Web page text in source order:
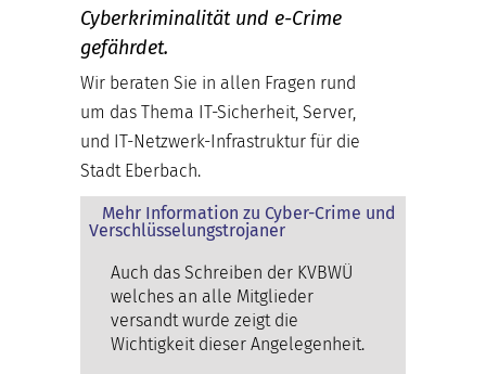
Cyberkriminalität und e-Crime
gefährdet.
Wir beraten Sie in allen Fragen rund
um das Thema IT-Sicherheit, Server,
und IT-Netzwerk-Infrastruktur für die
Stadt Eberbach.
Mehr Information zu Cyber-Crime und
Verschlüsselungstrojaner
Auch das Schreiben der KVBWÜ
welches an alle Mitglieder
versandt wurde zeigt die
Wichtigkeit dieser Angelegenheit.